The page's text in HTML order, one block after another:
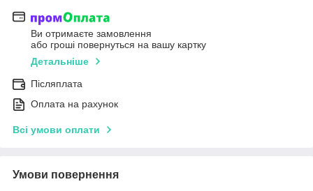
Ви отримаєте замовлення
або гроші повернуться на вашу картку
Детальніше
Післяплата
Оплата на рахунок
Всі умови оплати
Умови повернення